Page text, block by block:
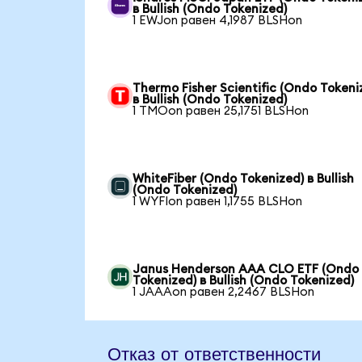
в Bullish (Ondo Tokenized)
1 EWJon равен 4,1987 BLSHon
Thermo Fisher Scientific (Ondo
в Bullish (Ondo Tokenized)
1 TMOon равен 25,1751 BLSHon
WhiteFiber (Ondo Tokenized) в Bullish
(Ondo Tokenized)
1 WYFIon равен 1,1755 BLSHon
Janus Henderson AAA CLO ETF (Ondo
Tokenized) в Bullish (Ondo Tokenized)
1 JAAAon равен 2,2467 BLSHon
Отказ от ответственности